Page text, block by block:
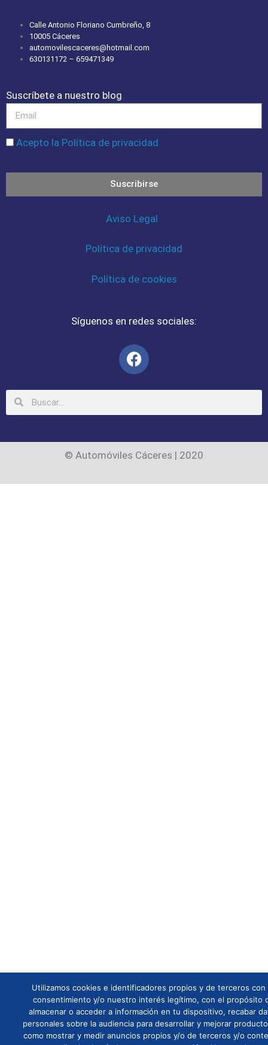
Calle Antonio Floriano Cumbreño, 8
10005 Cáceres
automovilescaceres@hotmail.com
630131172 – 659471349
Suscríbete a nuestro blog
Acepto la Política de privacidad
Suscribirse
Aviso Legal
Política de privacidad
Política de cookies
Síguenos en redes sociales:
© Automóviles Cáceres | 2020
Utilizamos cookies e identificadores propios y de terceros con
consentimiento y/o nuestro interés legítimo, con el propósito
almacenar o acceder a información en tu dispositivo, recabar
personales sobre la audiencia para desarrollar y mejorar
como mostrar y medir anuncios propios y/o de terceros y/o